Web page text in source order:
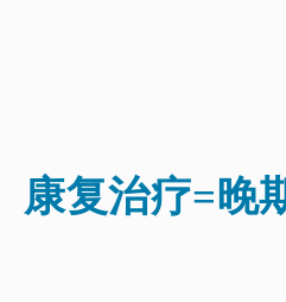
康复治疗=晚